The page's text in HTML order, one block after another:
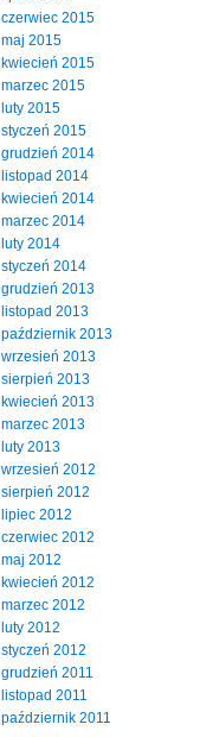
czerwiec 2015
maj 2015
kwiecień 2015
marzec 2015
luty 2015
styczeń 2015
grudzień 2014
listopad 2014
kwiecień 2014
marzec 2014
luty 2014
styczeń 2014
grudzień 2013
listopad 2013
październik 2013
wrzesień 2013
sierpień 2013
kwiecień 2013
marzec 2013
luty 2013
wrzesień 2012
sierpień 2012
lipiec 2012
czerwiec 2012
maj 2012
kwiecień 2012
marzec 2012
luty 2012
styczeń 2012
grudzień 2011
listopad 2011
październik 2011